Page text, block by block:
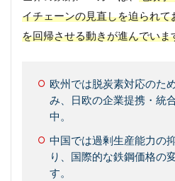
イチェーンの見直しを迫られ
を回帰させる動きが進んでいま
欧州では脱炭素対応のた
み、日欧の企業提携・統
中。
中国では過剰生産能力の
り、国際的な鉄鋼価格の
す。